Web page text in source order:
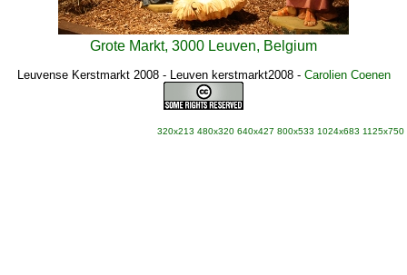
Grote Markt, 3000 Leuven, Belgium
Leuvense Kerstmarkt 2008 - Leuven kerstmarkt2008- Carolien Coenen
320x213 480x320 640x427 800x533 1024x683 1125x750